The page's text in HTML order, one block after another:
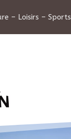
– Loisirs – Sports